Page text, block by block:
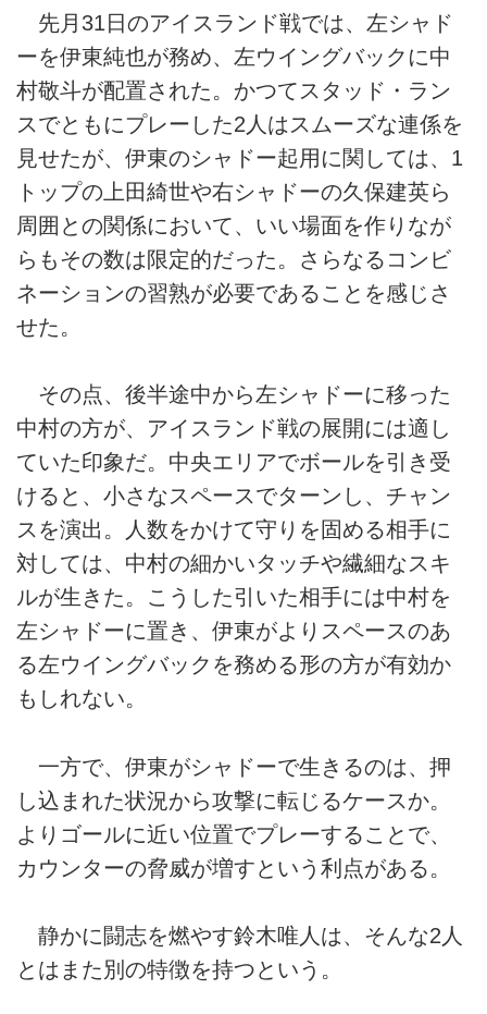
先月31日のアイスランド戦では、左シャド
ーを伊東純也が務め、左ウイングバックに中
村敬斗が配置された。かつてスタッド・ラン
スでともにプレーした2人はスムーズな連係を
見せたが、伊東のシャドー起用に関しては、1
トップの上田綺世や右シャドーの久保建英ら
周囲との関係において、いい場面を作りなが
らもその数は限定的だった。さらなるコンビ
ネーションの習熟が必要であることを感じさ
せた。
その点、後半途中から左シャドーに移った
中村の方が、アイスランド戦の展開には適し
ていた印象だ。中央エリアでボールを引き受
けると、小さなスペースでターンし、チャン
スを演出。人数をかけて守りを固める相手に
対しては、中村の細かいタッチや繊細なスキ
ルが生きた。こうした引いた相手には中村を
左シャドーに置き、伊東がよりスペースのあ
る左ウイングバックを務める形の方が有効か
もしれない。
一方で、伊東がシャドーで生きるのは、押
し込まれた状況から攻撃に転じるケースか。
よりゴールに近い位置でプレーすることで、
カウンターの脅威が増すという利点がある。
静かに闘志を燃やす鈴木唯人は、そんな2人
とはまた別の特徴を持つという。